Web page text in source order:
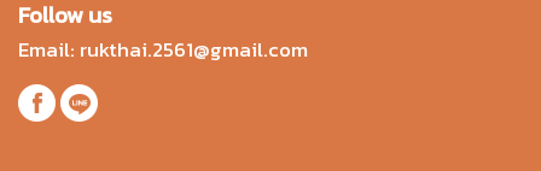
Follow us
Email: rukthai.2561@gmail.com